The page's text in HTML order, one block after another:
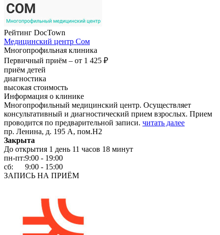
Рейтинг DocTown
Медицинский центр Сом
Многопрофильная клиника
Первичный приём – от 1 425 ₽
приём детей
диагностика
высокая стоимость
Информация о клинике
Многопрофильный медицинский центр. Осуществляет
консультативный и диагностический прием взрослых. Прием
проводится по предварительной записи. читать далее
пр. Ленина, д. 195 А, пом.Н2
Закрыта
До открытия 1 день 11 часов 18 минут
пн-пт:9:00 - 19:00
сб:
9:00 - 15:00
ЗАПИСЬ НА ПРИЁМ